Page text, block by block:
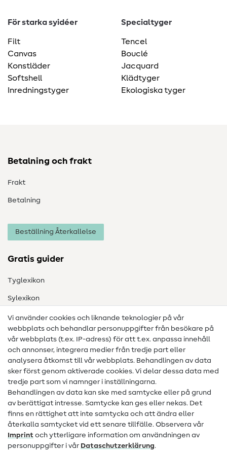
För starka syidéer
Filt
Canvas
Konstläder
Softshell
Inredningstyger
Specialtyger
Tencel
Bouclé
Jacquard
Klädtyger
Ekologiska tyger
Betalning och frakt
Frakt
Betalning
Beställning Återkallelse
Gratis guider
Tyglexikon
Sylexikon
Sömnadsinstruktioner
Hjälp & kontakt
Kontakt
Information om byte av operatör
FAQ
Ångerrätt
Populärt
Vi använder cookies och liknande teknologier på vår
webbplats och behandlar personuppgifter från besökare på
vår webbplats (t.ex. IP-adress) för att t.ex. anpassa innehåll
och annonser, integrera medier från tredje part eller
analysera åtkomst till vår webbplats. Behandlingen av data
sker först genom aktiverade cookies. Vi delar dessa data med
tredje part som vi namnger i inställningarna.
Behandlingen av data kan ske med samtycke eller på grund
av berättigat intresse. Samtycke kan ges eller nekas. Det
finns en rättighet att inte samtycka och att ändra eller
återkalla samtycket vid ett senare tillfälle. Observera vår
Imprint och ytterligare information om användningen av
personuppgifter i vår Data­schutz­erklärung.